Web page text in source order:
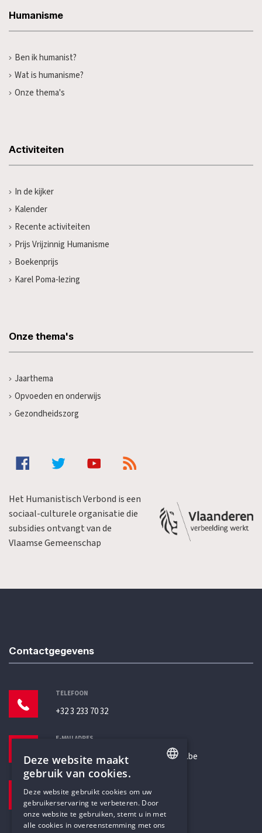
Humanisme
Ben ik humanist?
Wat is humanisme?
Onze thema's
Activiteiten
In de kijker
Kalender
Recente activiteiten
Prijs Vrijzinnig Humanisme
Boekenprijs
Karel Poma-lezing
Onze thema's
Jaarthema
Opvoeden en onderwijs
Gezondheidszorg
Het Humanistisch Verbond is een
sociaal-culturele organisatie die
subsidies ontvangt van de
Vlaamse Gemeenschap
Contactgegevens
TELEFOON
+32 3 233 70 32
E-MAILADRES
secretariaat@humanistischverbond.be
Pottenbrug 4
Antwerpen, 2000
DUTCH
Deze website maakt
gebruik van cookies.
Deze website gebruikt cookies om uw
gebruikerservaring te verbeteren. Door
onze website te gebruiken, stemt u in met
alle cookies in overeenstemming met ons